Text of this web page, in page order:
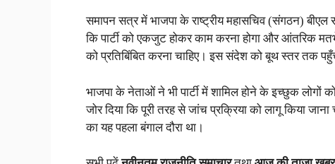
समापन सत्र में भाजपा के राष्ट्रीय महासचिव (संगठन)
कि पार्टी को एकजुट होकर काम करना होगा और आंतरिक
को प्रतिबिंबित करना चाहिए। इस संदेश को बूथ स्तर तक
भाजपा के नेताओं ने भी पार्टी में शामिल होने के इच्छुक लोगों
जोर दिया कि पूरी तरह से जांच प्रक्रिया को लागू किया
का यह पहला बंगाल दौरा था।